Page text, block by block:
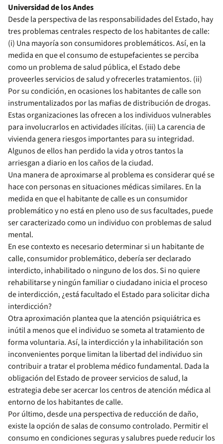
Universidad de los Andes
Desde la perspectiva de las responsabilida­des del Estado, hay
tres problemas centrales res­pecto de los habitantes de calle:
(i) Una mayoría son consumidores problemáticos. Así, en la
medi­da en que el consumo de estupefacientes se perci­ba
como un problema de salud pública, el Esta­do debe
proveerles servicios de salud y ofrecerles tratamientos. (ii)
Por su condición, en ocasiones los habitantes de calle son
instrumentalizados por las mafias de distribución de drogas.
Estas orga­nizaciones las ofrecen a los individuos vulnerables
para involucrarlos en actividades ilícitas. (iii) La carencia de
vivienda genera riesgos importantes para su integridad.
Algunos de ellos han perdido la vida y otros tantos la
arriesgan a diario en los caños de la ciudad.
Una manera de aproximarse al problema es considerar qué se
hace con personas en situacio­nes médicas similares. En la
medida en que el ha­bitante de calle es un consumidor
problemático y no está en pleno uso de sus facultades, puede
ser caracterizado como un individuo con problemas de salud
mental.
En ese contexto es necesario determinar si un habitante de
calle, consumidor problemático, de­bería ser declarado
interdicto, inhabilitado o nin­guno de los dos. Si no quiere
rehabilitarse y nin­gún familiar o ciudadano inicia el proceso
de interdicción, ¿está facultado el Estado para soli­citar dicha
interdicción?
Otra aproximación plantea que la atención psiquiátrica es
inútil a menos que el individuo se someta al tratamiento de
forma voluntaria. Así, la interdicción y la inhabilitación son
inconvenientes porque limitan la libertad del individuo sin
con­tribuir a tratar el problema médico fundamental. Dada la
obligación del Estado de proveer servicios de salud, la
estrategia debe ser acercar los centros de atención médica al
entorno de los habitantes de calle.
Por último, desde una perspectiva de reducción de daño,
existe la op­ción de salas de consumo controlado. Permitir el
consumo en condicio­nes seguras y salubres puede reducir los